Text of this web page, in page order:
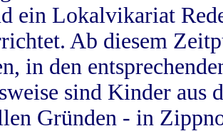
ein Lokalvikariat
Ab diesem
in den
sind Kinder aus
Gründen - in